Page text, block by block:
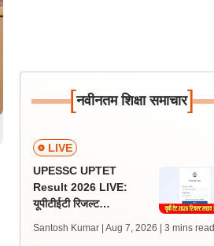
[नवीनतम शिक्षा समाचार]
LIVE
UPESSC UPTET
Result 2026 LIVE:
यूपीटीईटी रिजल्ट
जल्द, जानें लेटेस्ट अपडेट,
Santosh Kumar | Aug 7, 2026 | 3 mins read